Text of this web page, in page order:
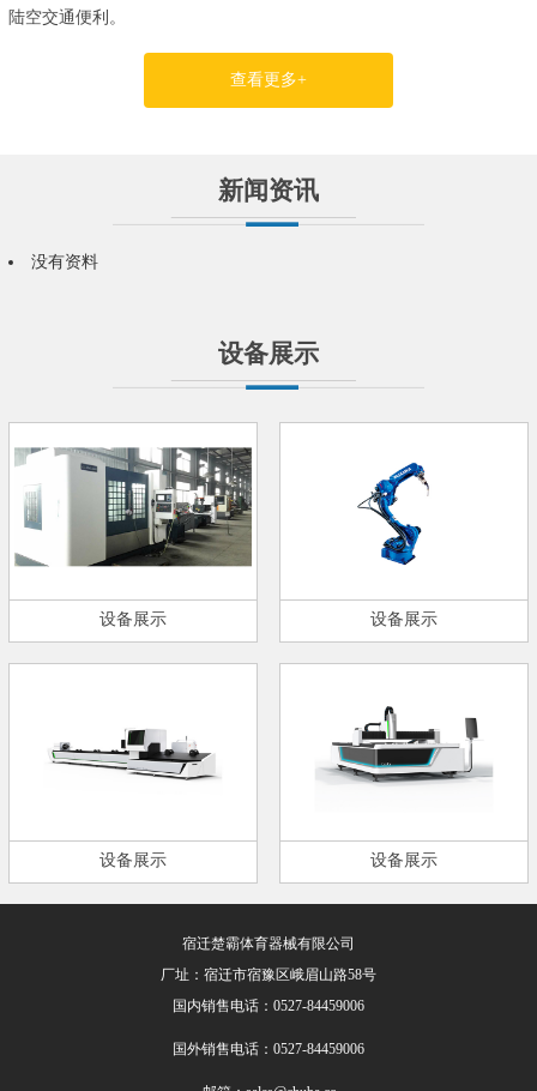
陆空交通便利。
查看更多+
新闻资讯
没有资料
设备展示
设备展示 设备展示
设备展示 设备展示
宿迁楚霸体育器械有限公司
厂址：宿迁市宿豫区峨眉山路58号
国内销售电话：0527-84459006
国外销售电话：0527-84459006